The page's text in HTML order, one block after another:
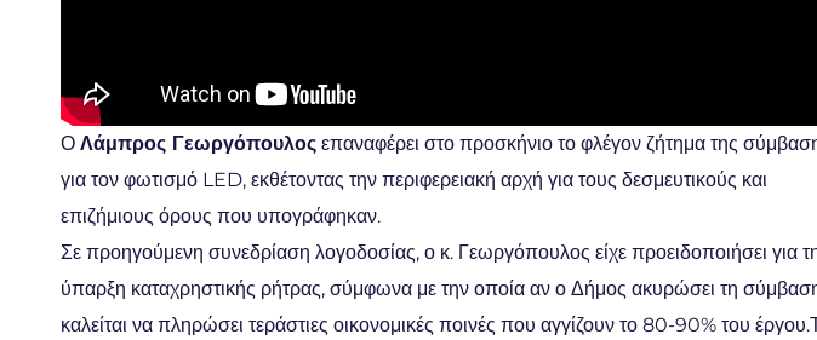
Ο Λάμπρος Γεωργόπουλος επαναφέρει στο προσκήνιο το φλέγον ζήτημα της
για τον φωτισμό LED, εκθέτοντας την περιφερειακή αρχή για τους δεσμευτικούς και
επιζήμιους όρους που υπογράφηκαν.
Σε προηγούμενη συνεδρίαση λογοδοσίας, ο κ. Γεωργόπουλος είχε προειδοποιήσει για
ύπαρξη καταχρηστικής ρήτρας, σύμφωνα με την οποία αν ο Δήμος ακυρώσει τη
καλείται να πληρώσει τεράστιες οικονομικές ποινές που αγγίζουν το 80-90% του έργου.